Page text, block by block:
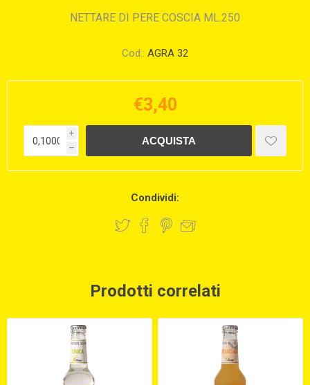
NETTARE DI PERE COSCIA ML.250
Cod.: AGRA 32
€3,40
i
h
Condividi:
Prodotti correlati